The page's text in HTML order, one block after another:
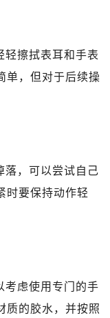
轻擦拭表耳和手表
单，但对于后续操
落，可以尝试自己
时要保持动作轻
考虑使用专门的手
质的胶水，并按照